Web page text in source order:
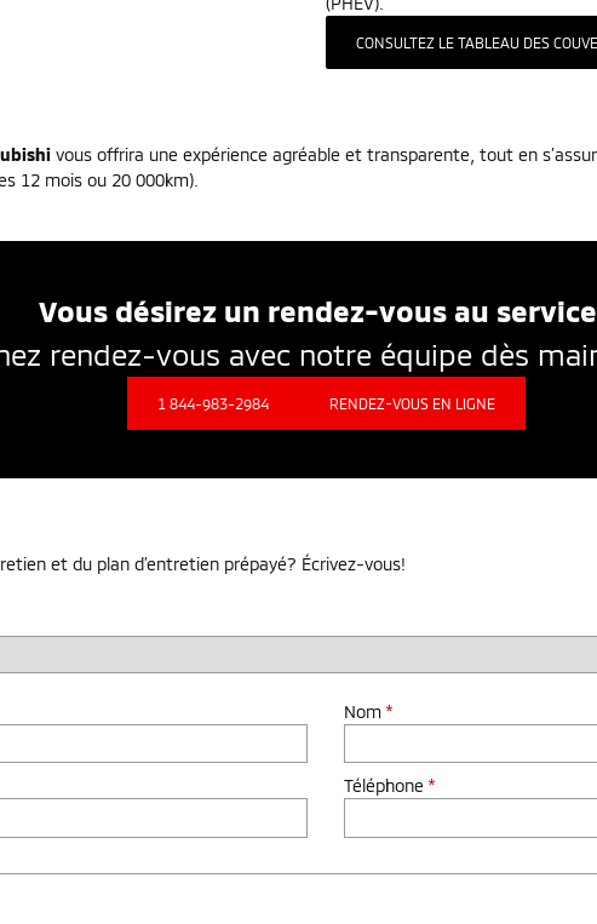
CONSULTEZ LE TABLEAU DES
vous offrira une expérience agréable et transparente, tout en
12 mois ou 20 000km).
Vous désirez un rendez-vous au
rendez-vous avec notre équipe dès
1 844-983-2984 RENDEZ-VOUS EN LIGNE
et du plan d’entretien prépayé? Écrivez-vous!
Nom *
Téléphone *